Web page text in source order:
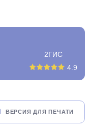
2ГИС
4.9
ВЕРСИЯ ДЛЯ ПЕЧАТИ